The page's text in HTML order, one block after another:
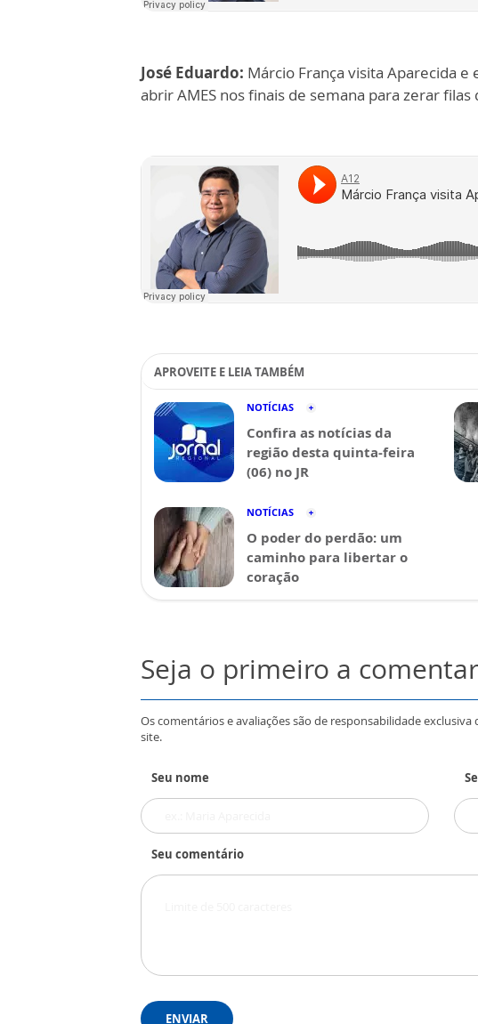
José Eduardo: Márcio França visita Aparecida
abrir AMES nos finais de semana para zerar filas
APROVEITE E LEIA TAMBÉM
NOTÍCIAS
Confira as notícias da
região desta quinta-feira
(06) no JR
NOTÍCIAS
O poder do perdão: um
caminho para libertar o
coração
Seja o primeiro a comentar
Os comentários e avaliações são de responsabilidade
site.
Seu nome
Seu comentário
ENVIAR